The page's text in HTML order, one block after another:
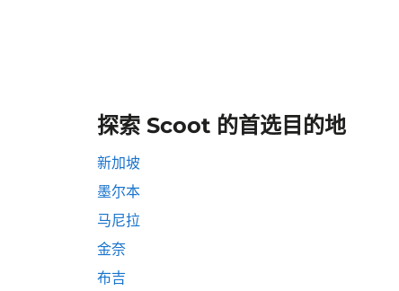
探索 Scoot 的首选目的地
新加坡
墨尔本
马尼拉
金奈
布吉